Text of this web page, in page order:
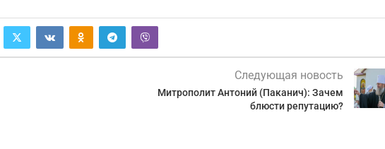
Следующая новость
Митрополит Антоний (Паканич): Зачем
блюсти репутацию?